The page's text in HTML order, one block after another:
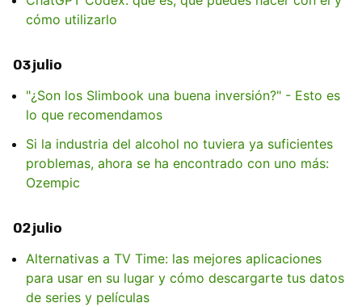
cómo utilizarlo
03 julio
"¿Son los Slimbook una buena inversión?" - Esto es
lo que recomendamos
Si la industria del alcohol no tuviera ya suficientes
problemas, ahora se ha encontrado con uno más:
Ozempic
02 julio
Alternativas a TV Time: las mejores aplicaciones
para usar en su lugar y cómo descargarte tus datos
de series y películas